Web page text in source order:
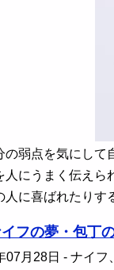
の弱点を気にし
人にうまく伝えら
に喜ばれたりす
フの夢・包丁
07月28日 - ナイフ